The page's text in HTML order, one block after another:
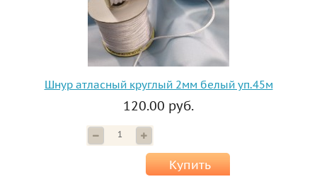
Шнур атласный круглый 2мм белый уп.45м
120.00 руб.
Купить